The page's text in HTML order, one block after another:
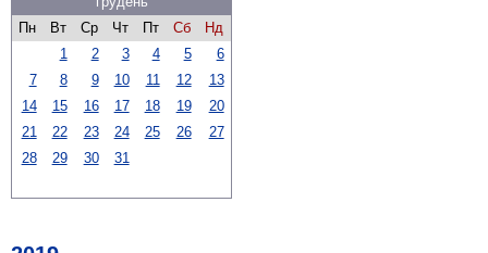
Пн
Вт Ср Чт Пт Сб
Нд
1
2 3 4 5
6
7
8 9 10 11 12
13
14
15 16 17 18 19
20
21
22 23 24 25 26
27
28
29 30 31